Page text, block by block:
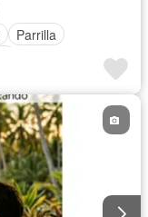
Parrilla